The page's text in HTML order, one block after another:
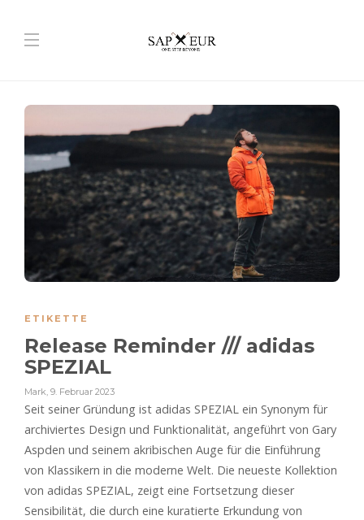
ETIKETTE
Release Reminder /// adidas
SPEZIAL
Mark, 9. Februar 2023
Seit seiner Gründung ist adidas SPEZIAL ein Synonym für
archiviertes Design und Funktionalität, angeführt von Gary
Aspden und seinem akribischen Auge für die Einführung
von Klassikern in die moderne Welt. Die neueste Kollektion
von adidas SPEZIAL, zeigt eine Fortsetzung dieser
Sensibilität, die durch eine kuratierte Erkundung von